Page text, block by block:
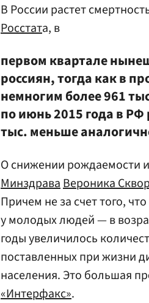
В России растет
Росстата, в
первом квартале
россиян, тогда как в
немногим более 961
по июнь 2015 года в
тыс. меньше
О снижении рождаемости
МинздраваВероника
Причем не за счет того,
у молодых людей — в
годы увеличилось
поставленных при жизни
населения. Это большая
«Интерфакс».